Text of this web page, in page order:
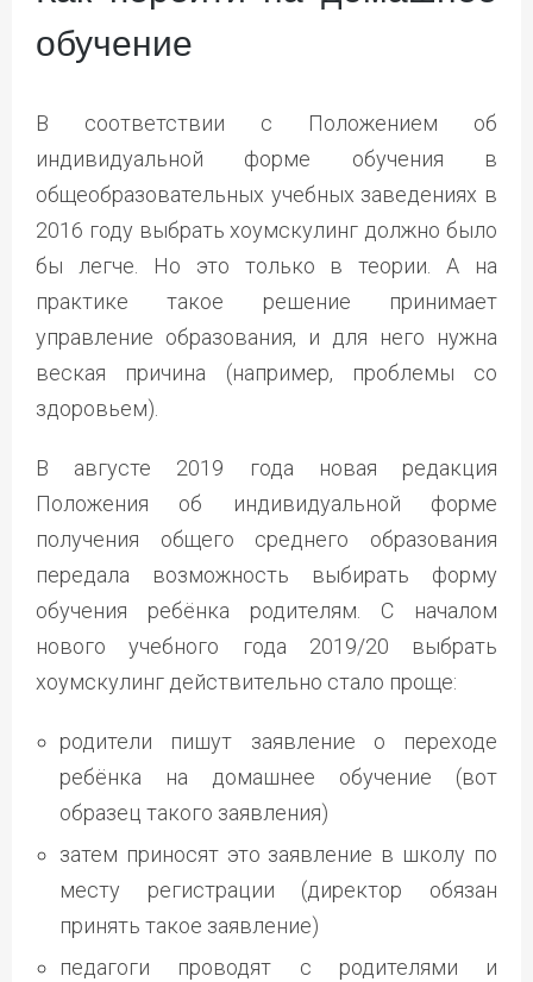
обучение
В соответствии с Положением об
индивидуальной форме обучения в
общеобразовательных учебных заведениях в
2016 году выбрать хоумскулинг должно было
бы легче. Но это только в теории. А на
практике такое решение принимает
управление образования, и для него нужна
веская причина (например, проблемы со
здоровьем).
В августе 2019 года новая редакция
Положения об индивидуальной форме
получения общего среднего образования
передала возможность выбирать форму
обучения ребёнка родителям. С началом
нового учебного года 2019/20 выбрать
хоумскулинг действительно стало проще:
родители пишут заявление о переходе
ребёнка на домашнее обучение (вот
образец такого заявления)
затем приносят это заявление в школу по
месту регистрации (директор обязан
принять такое заявление)
педагоги проводят с родителями и